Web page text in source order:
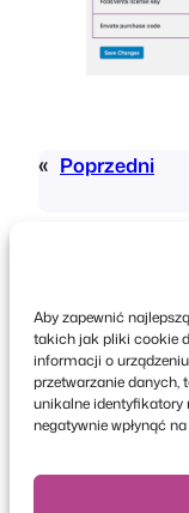
Aby zapewnić
takich jak pliki cookie
informacji o
przetwarzanie danych,
unikalne identyfikatory
negatywnie wpłynąć
« Poprzedni
Copyright ©